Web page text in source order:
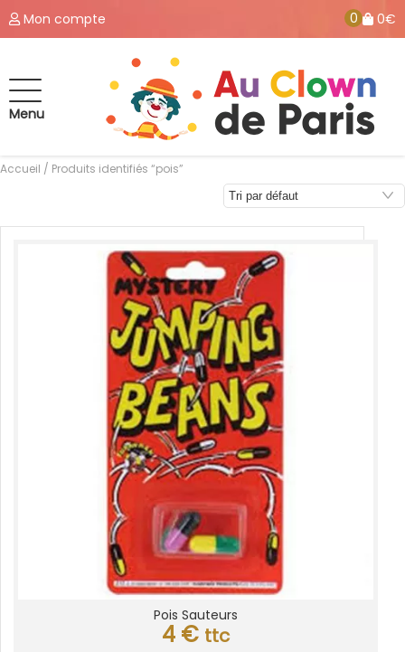
Mon compte 0 0€
Menu
Accueil / Produits identifiés “pois”
Pois Sauteurs
4 € ttc